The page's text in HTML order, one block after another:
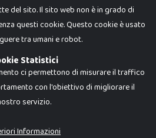
Srl. Ogni riproduzione o utilizzo non
potrebbero differire da quanto esposto in
del sito. Il sito web non è in grado di
questi cookie. Questo cookie è usato
tra umani e robot.
Statistici
ci permettono di misurare il traffico
con l'obiettivo di migliorare il
servizio.
Informazioni